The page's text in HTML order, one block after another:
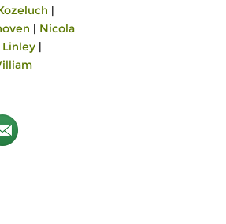
|
| Nicola
Linley |